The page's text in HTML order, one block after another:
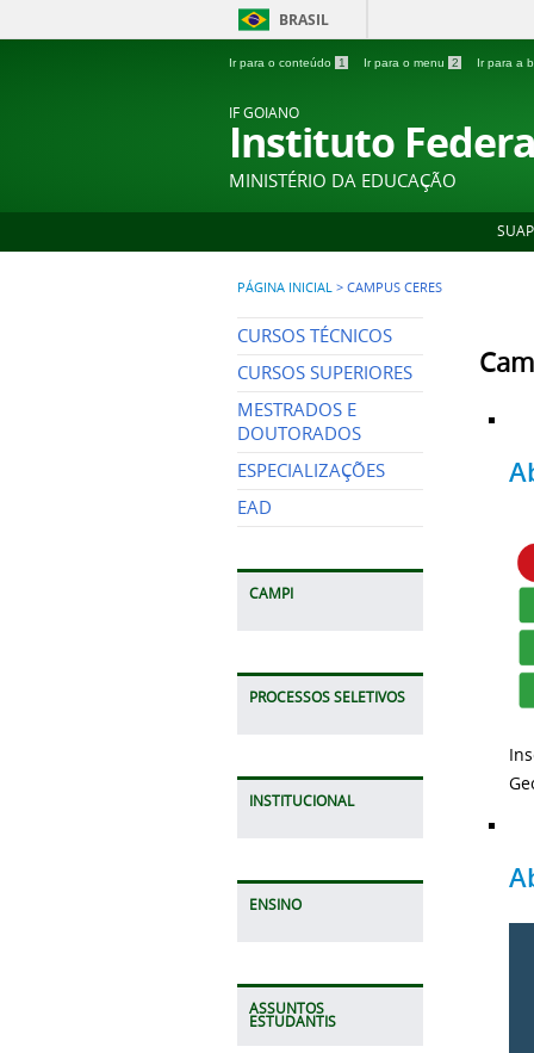
BRASIL
Ir para o conteúdo 1 Ir para o menu 2 Ir para a
IF GOIANO
Instituto
MINISTÉRIO DA EDUCAÇÃO
SUAP
PÁGINA INICIAL > CAMPUS CERES
CURSOS TÉCNICOS
CURSOS SUPERIORES
MESTRADOS E
DOUTORADOS
ESPECIALIZAÇÕES
EAD
CAMPI
PROCESSOS SELETIVOS
INSTITUCIONAL
ENSINO
ASSUNTOS
ESTUDANTIS